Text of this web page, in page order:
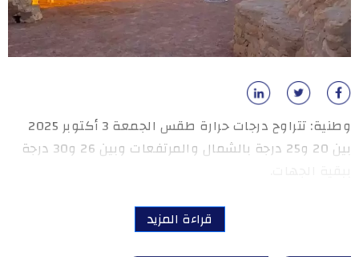
وطنية: تتراوح درجات حرارة طقس الجمعة 3 أكتوبر 2025
بين 20 و25 درجة بالشمال والمرتفعات وبين 26 و30 درجة
قراءة المزيد